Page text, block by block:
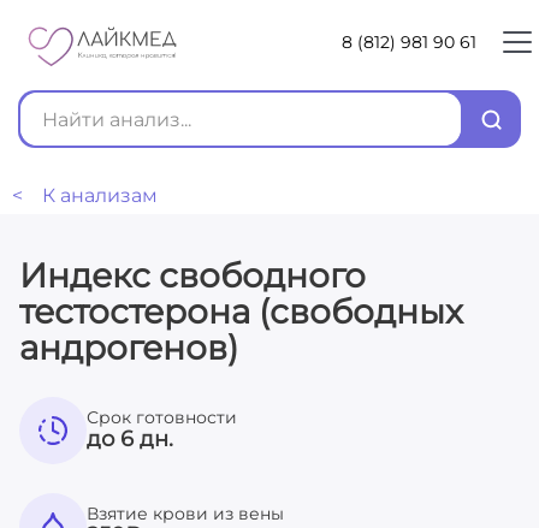
8 (812) 981 90 61
< К анализам
Индекс свободного
тестостерона (свободных
андрогенов)
Срок готовности
до 6 дн.
Взятие крови из вены